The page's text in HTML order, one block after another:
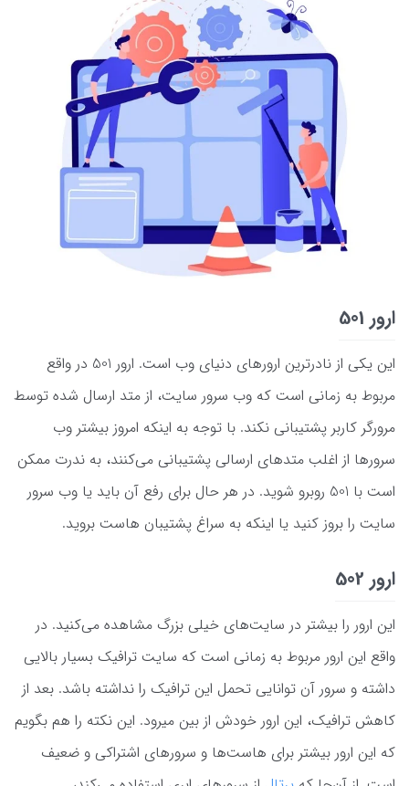
ارور 501
این یکی از نادرترین ارورهای دنیای وب است. ارور 501 در واقع
مربوط به زمانی است که وب سرور سایت، از متد ارسال شده توسط
مرورگر کاربر پشتیبانی نکند. با توجه به اینکه امروز بیشتر وب
سرورها از اغلب متدهای ارسالی پشتیبانی می‌کنند، به ندرت ممکن
است با 501 روبرو شوید. در هر حال برای رفع آن باید یا وب سرور
سایت را بروز کنید یا اینکه به سراغ پشتیبان هاست بروید.
ارور 502
این ارور را بیشتر در سایت‌های خیلی بزرگ مشاهده می‌کنید. در
واقع این ارور مربوط به زمانی است که سایت ترافیک بسیار بالایی
داشته و سرور آن توانایی تحمل این ترافیک را نداشته باشد. بعد از
کاهش ترافیک، این ارور خودش از بین میرود. این نکته را هم بگویم
که این ارور بیشتر برای هاست‌ها و سرورهای اشتراکی و ضعیف